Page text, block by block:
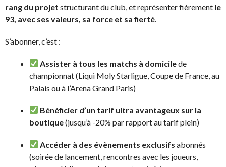
rang du projet structurant du club, et représenter fièrement le
93, avec ses valeurs, sa force et sa fierté
S’abonner, c’est :
Assister à tous les matchs à domicilede
championnat (Liqui Moly Starligue, Coupe de France, au
Palais ou à l’Arena Grand Paris)
Bénéficier d’un tarif ultra avantageux sur la
boutique(jusqu’à -20% par rapport au tarif plein)
Accéder à des évènements exclusifs abonnés
(soirée de lancement, rencontres avec les joueurs,